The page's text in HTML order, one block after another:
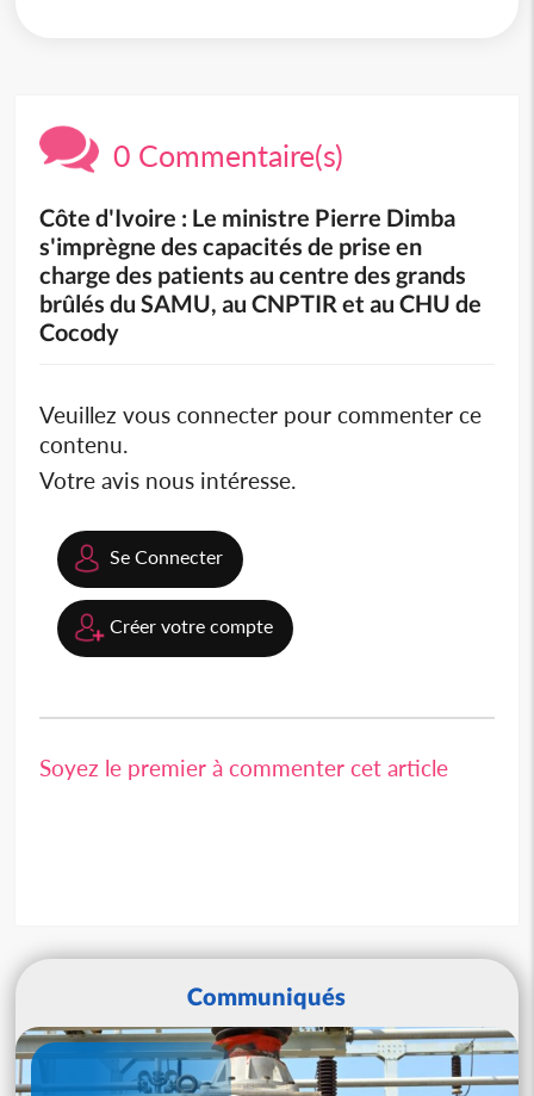
0 Commentaire(s)
Côte d'Ivoire : Le ministre Pierre Dimba
s'imprègne des capacités de prise en
charge des patients au centre des grands
brûlés du SAMU, au CNPTIR et au CHU de
Cocody
Veuillez vous connecter pour commenter ce
contenu.
Votre avis nous intéresse.
Se Connecter
Créer votre compte
Soyez le premier à commenter cet article
Communiqués